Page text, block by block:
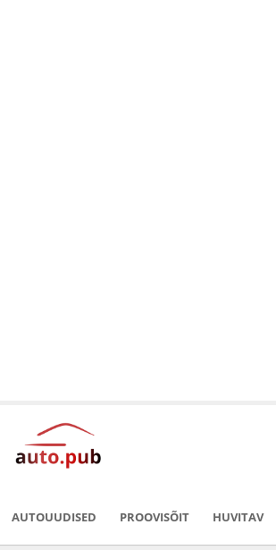
AUTOUUDISED PROOVISÕIT HUVITAV